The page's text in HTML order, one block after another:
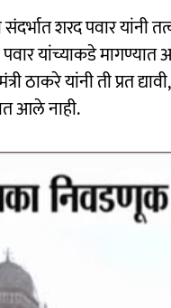
शरद पवार यांनी
यांच्याकडे
ठाकरे यांनी ती प्रत
आले नाही.